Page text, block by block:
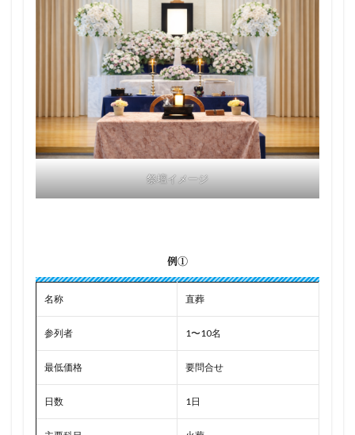
祭壇イメージ
例①
名称 直葬
参列者 1〜10名
最低価格 要問合せ
日数 1日